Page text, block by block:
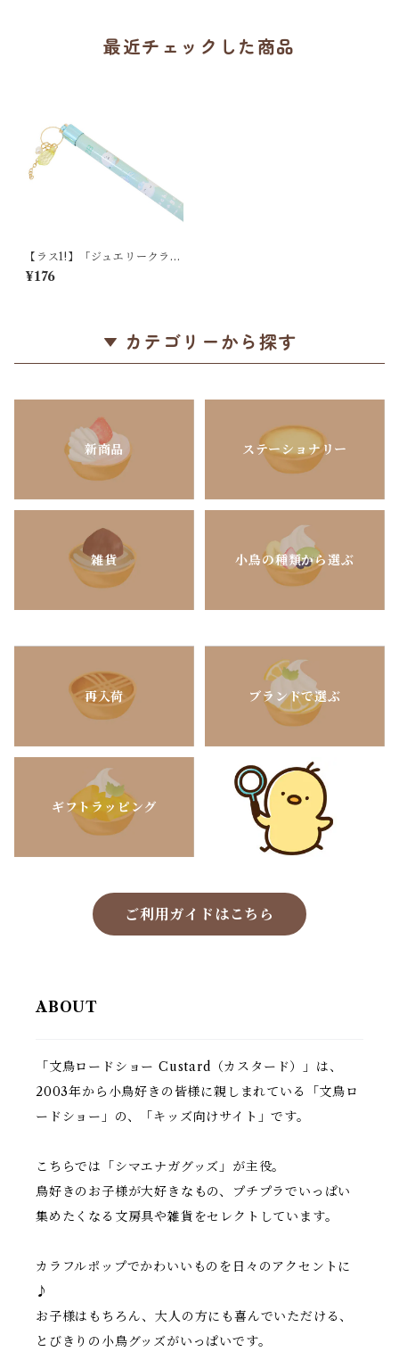
最近チェックした商品
【ラス1!】「ジュエリークラウ
ンチャーム鉛筆 / 2B丸軸 / も
ちえなが 」キラキラチャーム
¥176
カテゴリーから探す
新商品 ステーショナリー
雑貨 小鳥の種類から選ぶ
再入荷 ブランドで選ぶ
ギフトラッピング
ご利用ガイドはこちら
ABOUT
「文鳥ロードショー Custard（カスタード）」は、
2003年から小鳥好きの皆様に親しまれている「文鳥ロ
ードショー」の、「キッズ向けサイト」です。
こちらでは「シマエナガグッズ」が主役。
鳥好きのお子様が大好きなもの、プチプラでいっぱい
集めたくなる文房具や雑貨をセレクトしています。
カラフルポップでかわいいものを日々のアクセントに
♪
お子様はもちろん、大人の方にも喜んでいただける、
とびきりの小鳥グッズがいっぱいです。